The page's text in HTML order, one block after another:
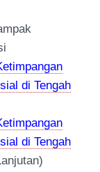
di Tengah
di Tengah